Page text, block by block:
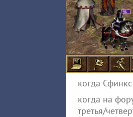
когда Сфинкс
когда на
третья/